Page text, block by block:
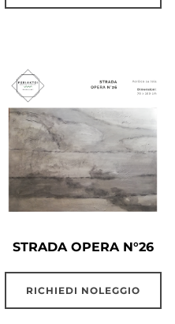
STRADA OPERA N°26
RICHIEDI NOLEGGIO